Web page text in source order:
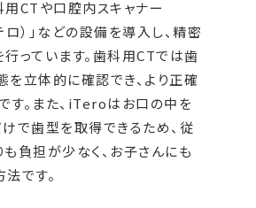
用CTや口腔内スキャナー
ロ）」などの設備を導入し、精密
行っています。歯科用CTでは歯
を立体的に確認でき、より正確
す。また、iTeroはお口の中を
けで歯型を取得できるため、従
負担が少なく、お子さんにも
です。